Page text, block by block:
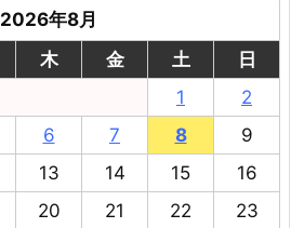
2026年8月
木 金 土
日
1
2
6 7 8
9
13 14 15
16
20 21 22
23